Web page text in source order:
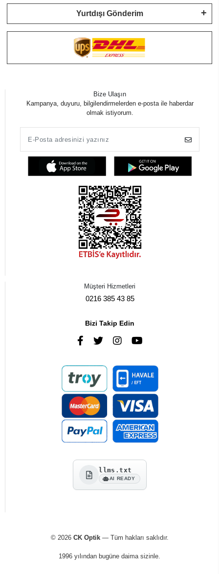
Yurtdışı Gönderim
Bize Ulaşın
Kampanya, duyuru, bilgilendirmelerden e-posta ile haberdar
olmak istiyorum.
Müşteri Hizmetleri
0216 385 43 85
Bizi Takip Edin
llms.txt
AI READY
© 2026 CK Optik— Tüm hakları saklıdır.
1996 yılından bugüne daima sizinle.